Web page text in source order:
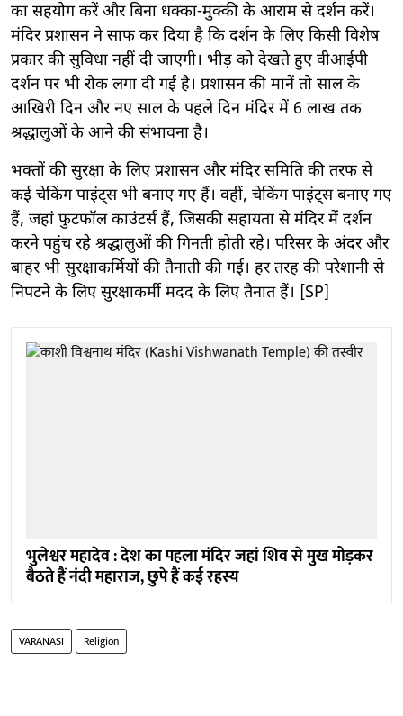
का सहयोग करें और बिना धक्का-मुक्की के आराम से दर्शन करें।
मंदिर प्रशासन ने साफ कर दिया है कि दर्शन के लिए किसी विशेष
प्रकार की सुविधा नहीं दी जाएगी। भीड़ को देखते हुए वीआईपी
दर्शन पर भी रोक लगा दी गई है। प्रशासन की मानें तो साल के
आखिरी दिन और नए साल के पहले दिन मंदिर में 6 लाख तक
श्रद्धालुओं के आने की संभावना है।
भक्तों की सुरक्षा के लिए प्रशासन और मंदिर समिति की तरफ से
कई चेकिंग पाइंट्स भी बनाए गए हैं। वहीं, चेकिंग पाइंट्स बनाए गए
हैं, जहां फुटफॉल काउंटर्स हैं, जिसकी सहायता से मंदिर में दर्शन
करने पहुंच रहे श्रद्धालुओं की गिनती होती रहे। परिसर के अंदर और
बाहर भी सुरक्षाकर्मियों की तैनाती की गई। हर तरह की परेशानी से
निपटने के लिए सुरक्षाकर्मी मदद के लिए तैनात हैं। [SP]
भुलेश्वर महादेव : देश का पहला मंदिर जहां शिव से मुख मोड़कर
बैठते हैं नंदी महाराज, छुपे हैं कई रहस्य
VARANASI Religion